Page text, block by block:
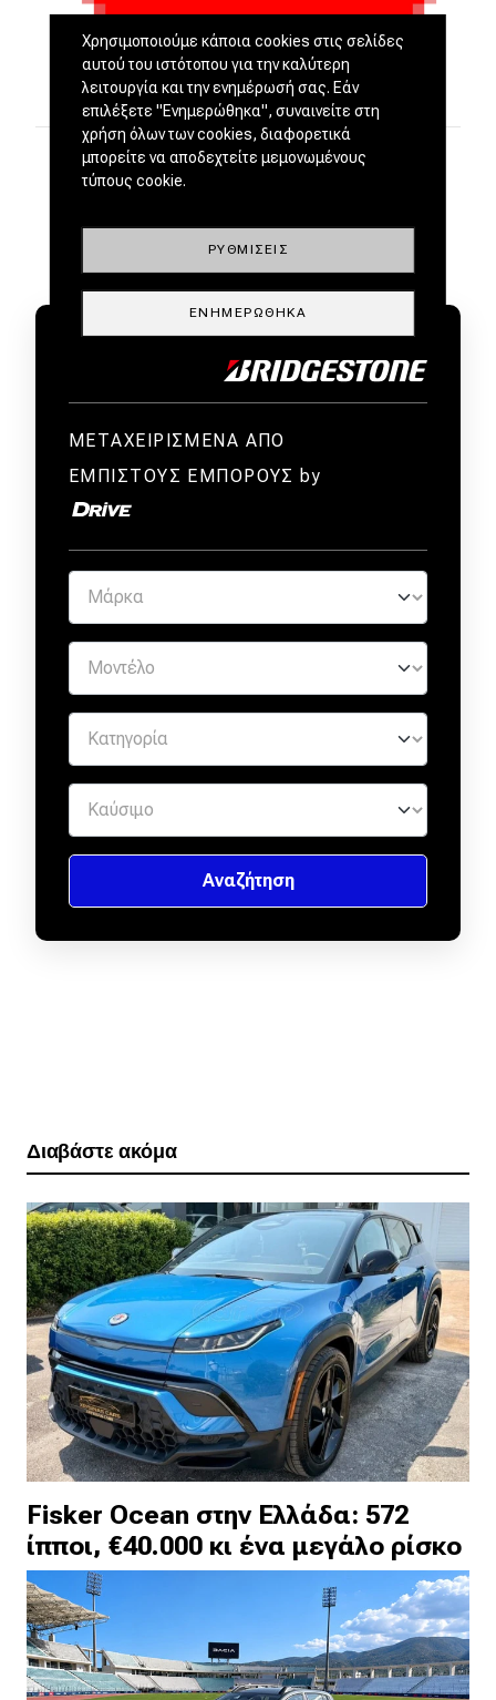
ΜΕΤΑΧΕΙΡΙΣΜΕΝΑ ΑΠΟ
ΕΜΠΙΣΤΟΥΣ ΕΜΠΟΡΟΥΣ by
Διαβάστε ακόμα
Fisker Ocean στην Ελλάδα: 572
ίπποι, €40.000 κι ένα μεγάλο ρίσκο
Χρησιμοποιούμε κάποια cookies στις σελίδες
αυτού του ιστότοπου για την καλύτερη
λειτουργία και την ενημέρωσή σας. Εάν
επιλέξετε "Ενημερώθηκα", συναινείτε στη
χρήση όλων των cookies, διαφορετικά
μπορείτε να αποδεχτείτε μεμονωμένους
τύπους cookie.
ΡΥΘΜΊΣΕΙΣ
ΕΝΗΜΕΡΏΘΗΚΑ